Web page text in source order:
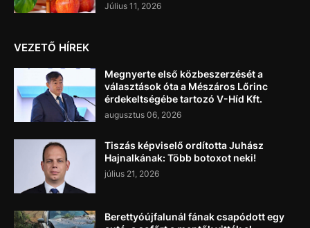
Július 11, 2026
VEZETŐ HÍREK
Megnyerte első közbeszerzését a
választások óta a Mészáros Lőrinc
érdekeltségébe tartozó V-Híd Kft.
augusztus 06, 2026
Tiszás képviselő ordította Juhász
Hajnalkának: Több botoxot neki!
július 21, 2026
Berettyóújfalunál fának csapódott egy